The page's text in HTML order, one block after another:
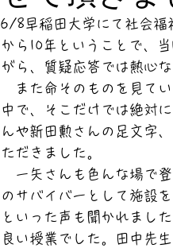
6/8早稲田大学にて社会福
から10年ということで、
がら、質疑応答では熱心
また命そのものを見てい
中で、そこだけでは絶対
んや新田勲さんの足文字
ただきました。
一矢さんも色んな場で登
のサバイバーとして施設
といった声も聞かれました
良い授業でした。田中先